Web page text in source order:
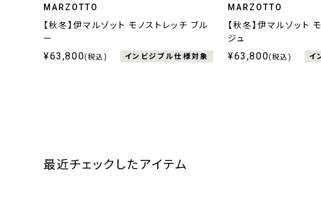
MARZOTTO
【秋冬】伊マルゾット モノストレッチ ブル
ー
¥63,800(税込) インビジブル仕様対象
MARZOTTO
【秋冬】伊マルゾット
ジュ
¥63,800(税込) イ
最近チェックしたアイテム